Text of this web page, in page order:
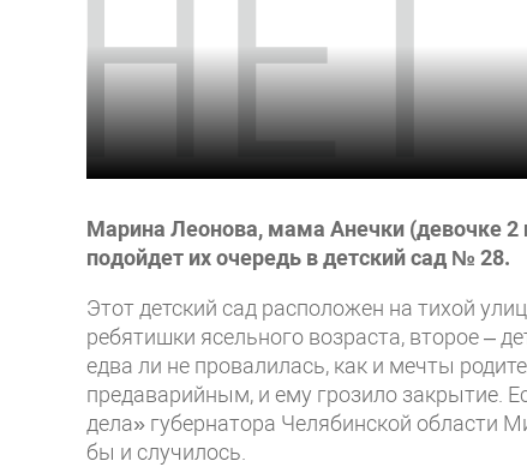
Марина Леонова, мама Анечки (девочке 2
подойдет их очередь в детский сад № 28.
Этот детский сад расположен на тихой
ребятишки ясельного возраста, второе –
едва ли не провалилась, как и мечты
предаварийным, и ему грозило закрытие.
дела» губернатора Челябинской области
бы и случилось.